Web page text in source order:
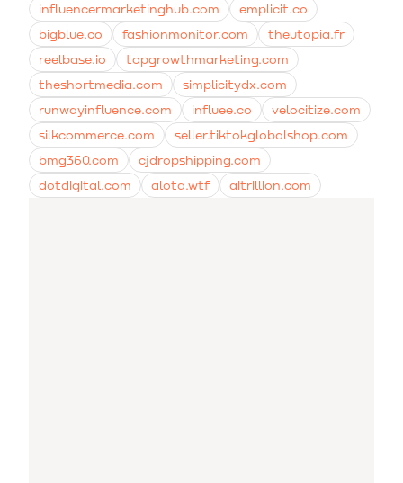
influencermarketinghub.com
emplicit.co
bigblue.co
fashionmonitor.com
theutopia.fr
reelbase.io
topgrowthmarketing.com
theshortmedia.com
simplicitydx.com
runwayinfluence.com
influee.co
velocitize.com
silkcommerce.com
seller.tiktokglobalshop.com
bmg360.com
cjdropshipping.com
dotdigital.com
alota.wtf aitrillion.com